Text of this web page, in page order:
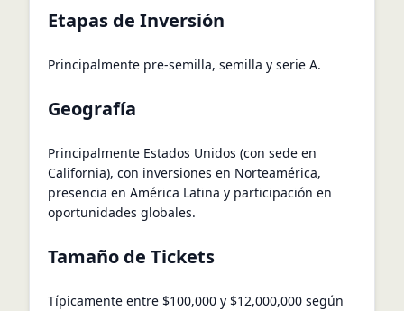
Etapas de Inversión
Principalmente pre-semilla, semilla y serie A.
Geografía
Principalmente Estados Unidos (con sede en
California), con inversiones en Norteamérica,
presencia en América Latina y participación en
oportunidades globales.
Tamaño de Tickets
Típicamente entre $100,000 y $12,000,000 según